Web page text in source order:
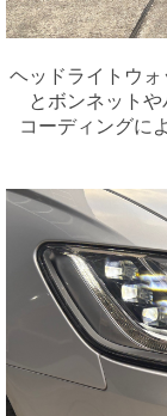
ヘッドライトウ
とボンネット
コーディングに